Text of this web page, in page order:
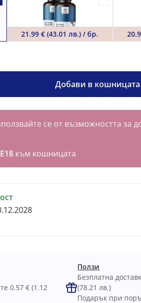
21.99 € (43.01 лв.) / бр.
Добави в кошницата
се от възможността за
към кошницата
0.57 € (1.12
Ползи
Безплатна
(78.21 лв.)
Подарък при